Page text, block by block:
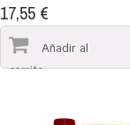
17,55 €